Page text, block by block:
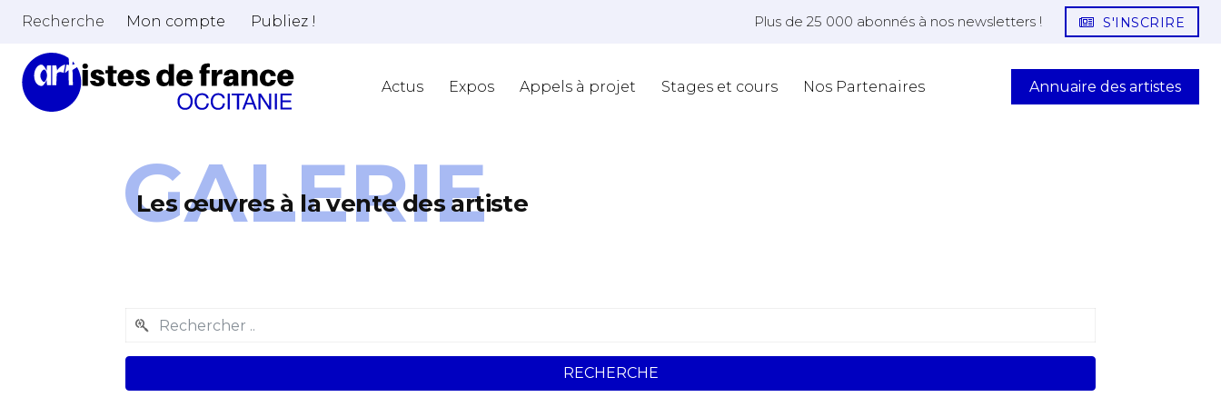
Nom
Recherche Mon compte Publiez ! Plus de 25 000 abonnés à nos newsletters ! S'INSCRIRE
Actus Expos Appels à projet Stages et cours Nos Partenaires Annuaire des artistes
Les œuvres à la vente des artiste
GALERIE
RECHERCHE